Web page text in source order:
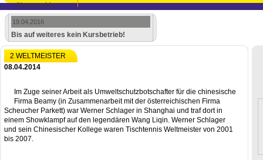
Newsarchiv
19.04.2016
Bis auf weiteres kein Kursbetrieb!
2 WELTMEISTER
08.04.2014
Im Zuge seiner Arbeit als Umweltschutzbotschafter für die chinesische
Firma Beamy (in Zusammenarbeit mit der österreichischen Firma
Scheucher Parkett) war Werner Schlager in Shanghai und traf dort in
einem Showklampf auf den legendären Wang Liqin. Werner Schlager
und sein Chinesischer Kollege waren Tischtennis Weltmeister von 2001
bis 2007.